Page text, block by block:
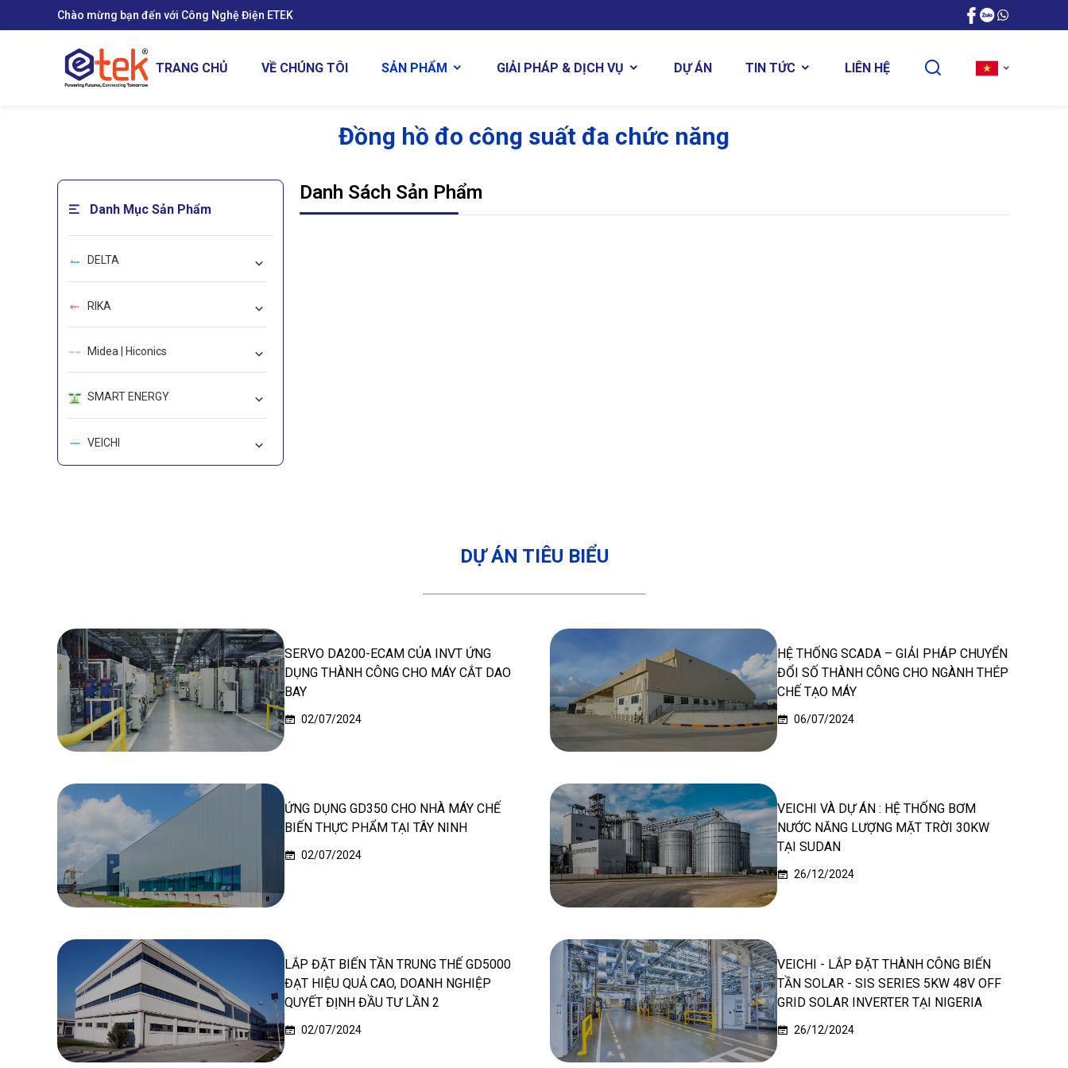
Chào mừng bạn đến với Công Nghệ Điện ETEK
TRANG CHỦ VỀ CHÚNG TÔI SẢN PHẨM GIẢI PHÁP & DỊCH VỤ DỰ ÁN TIN TỨC LIÊN HỆ
Đồng hồ đo công suất đa chức năng
Danh Mục Sản Phẩm
DELTA
RIKA
Midea | Hiconics
SMART ENERGY
VEICHI
Danh Sách Sản Phẩm
DỰ ÁN TIÊU BIỂU
SERVO DA200-ECAM CỦA INVT ỨNG
DỤNG THÀNH CÔNG CHO MÁY CẮT DAO
BAY
02/07/2024
HỆ THỐNG SCADA – GIẢI PHÁP CHUYỂN
ĐỔI SỐ THÀNH CÔNG CHO NGÀNH THÉP
CHẾ TẠO MÁY
06/07/2024
ỨNG DỤNG GD350 CHO NHÀ MÁY CHẾ
BIẾN THỰC PHẨM TẠI TÂY NINH
02/07/2024
VEICHI VÀ DỰ ÁN : HỆ THỐNG BƠM
NƯỚC NĂNG LƯỢNG MẶT TRỜI 30KW
TẠI SUDAN
26/12/2024
LẮP ĐẶT BIẾN TẦN TRUNG THẾ GD5000
ĐẠT HIỆU QUẢ CAO, DOANH NGHIỆP
QUYẾT ĐỊNH ĐẦU TƯ LẦN 2
02/07/2024
VEICHI - LẮP ĐẶT THÀNH CÔNG BIẾN
TẦN SOLAR - SIS SERIES 5KW 48V OFF
GRID SOLAR INVERTER TẠI NIGERIA
26/12/2024